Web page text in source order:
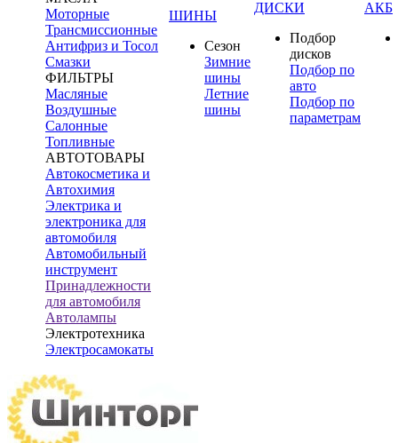
Моторные
Трансмиссионные
Антифриз и Тосол
Смазки
ФИЛЬТРЫ
Масляные
Воздушные
Салонные
Топливные
АВТОТОВАРЫ
Автокосметика и
Автохимия
Электрика и
электроника для
автомобиля
Автомобильный
инструмент
Принадлежности
для автомобиля
Автолампы
Электротехника
Электросамокаты
ШИНЫ
Сезон
Зимние
шины
Летние
шины
ДИСКИ
Подбор
дисков
Подбор по
авто
Подбор по
параметрам
АКБ